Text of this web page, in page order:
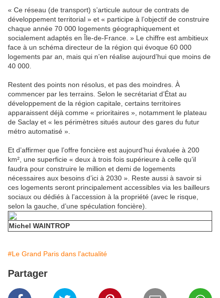
« Ce réseau (de transport) s’articule autour de contrats de
développement territorial » et « participe à l’objectif de construire
chaque année 70 000 logements géographiquement et
socialement adaptés en Île-de-France. » Le chiffre est ambitieux
face à un schéma directeur de la région qui évoque 60 000
logements par an, mais qui n’en réalise aujourd’hui que moins de
40 000.
Restent des points non résolus, et pas des moindres. À
commencer par les terrains. Selon le secrétariat d’État au
développement de la région capitale, certains territoires
apparaissent déjà comme « prioritaires », notamment le plateau
de Saclay et « les périmètres situés autour des gares du futur
métro automatisé ».
Et d’affirmer que l’offre foncière est aujourd’hui évaluée à 200
km², une superficie « deux à trois fois supérieure à celle qu’il
faudra pour construire le million et demi de logements
nécessaires aux besoins d’ici à 2030 ». Reste aussi à savoir si
ces logements seront principalement accessibles via les bailleurs
sociaux ou dédiés à l’accession à la propriété (avec le risque,
selon la gauche, d’une spéculation foncière).
Michel WAINTROP
#Le Grand Paris dans l'actualité
Partager